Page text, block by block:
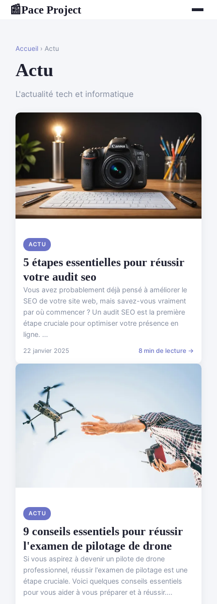
📰Pace Project
Accueil › Actu
Actu
L'actualité tech et informatique
ACTU
5 étapes essentielles pour réussir
votre audit seo
Vous avez probablement déjà pensé à améliorer le
SEO de votre site web, mais savez-vous vraiment
par où commencer ? Un audit SEO est la première
étape cruciale pour optimiser votre présence en
ligne. ...
22 janvier 2025 8 min de lecture →
ACTU
9 conseils essentiels pour réussir
l'examen de pilotage de drone
Si vous aspirez à devenir un pilote de drone
professionnel, réussir l'examen de pilotage est une
étape cruciale. Voici quelques conseils essentiels
pour vous aider à vous préparer et à réussir....